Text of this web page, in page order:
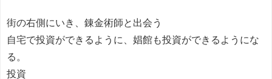
街の右側にいき、錬金術師と出会う
自宅で投資ができるように、娼館も投資ができるようにな
る。
投資